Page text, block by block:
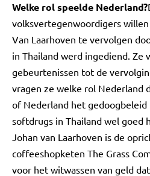
Welke rol speelde Nederland?
volksvertegenwoordigers
Van Laarhoven te vervolgen
in Thailand werd ingediend. Ze
gebeurtenissen tot de
vragen ze welke rol Nederland
of Nederland het gedoogbeleid
softdrugs in Thailand wel goed
Johan van Laarhoven is de
coffeeshopketen The Grass
voor het witwassen van geld